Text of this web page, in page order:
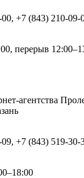
+7 (843) 210-09-
перерыв
агентства
+7 (843) 519-30-